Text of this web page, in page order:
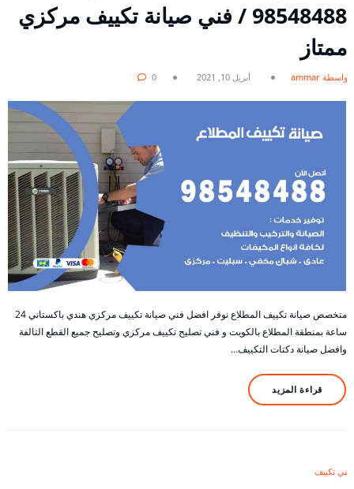
98548488 / فني صيانة تكييف مركزي
ممتاز
بواسطة ammar أبريل 10, 2021 0
متخصص صيانة تكييف المطلاع نوفر افضل فني صيانة تكييف مركزي هندي باكستاني 24
ساعة بمنطقة المطلاع بالكويت و فني تصليح تكييف مركزي وتصليح جميع القطع التالفة
وافضل صيانة دكتات التكييف…
قراءة المزيد
فني تكييف